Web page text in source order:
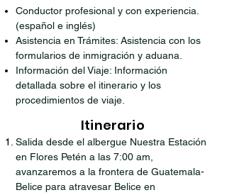
Conductor profesional y con experiencia.
(español e inglés)
Asistencia en Trámites: Asistencia con los
formularios de inmigración y aduana.
Información del Viaje: Información
detallada sobre el itinerario y los
procedimientos de viaje.
Itinerario
Salida desde el albergue Nuestra Estación
en Flores Petén a las 7:00 am,
avanzaremos a la frontera de Guatemala-
Belice para atravesar Belice en